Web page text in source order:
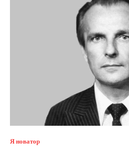
Я новатор